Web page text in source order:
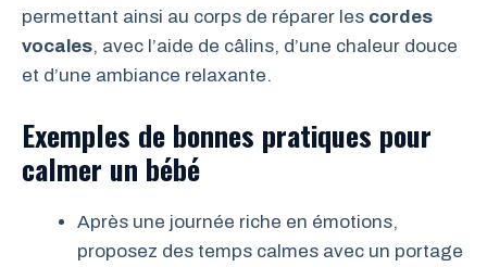
permettant ainsi au corps de réparer les cordes
vocales, avec l’aide de câlins, d’une chaleur douce
et d’une ambiance relaxante.
Exemples de bonnes pratiques pour
calmer un bébé
Après une journée riche en émotions,
proposez des temps calmes avec un portage